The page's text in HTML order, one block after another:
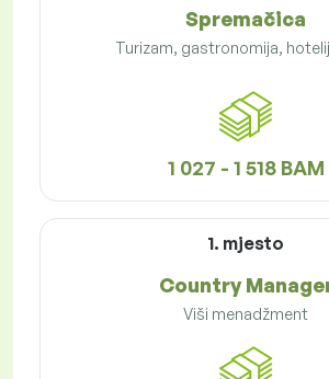
Spremačica
Turizam, gastronomija,
1 027 - 1 518 BAM
1. mjesto
Country
Viši menadžment